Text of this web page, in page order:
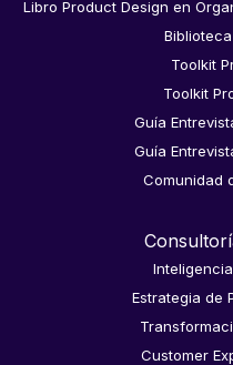
Libro Product Design en
Toolkit
Toolkit
Guía
Guía
Comunidad
Estrategia de
Customer